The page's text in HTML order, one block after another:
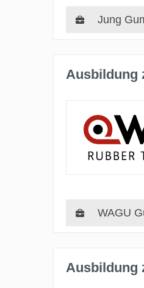
Jung
Ausbildung
WAGU
Ausbildung